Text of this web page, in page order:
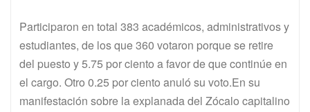
Participaron en total 383 académicos, administrativos y
estudiantes, de los que 360 votaron porque se retire
del puesto y 5.75 por ciento a favor de que continúe en
el cargo. Otro 0.25 por ciento anuló su voto.En su
manifestación sobre la explanada del Zócalo capitalino